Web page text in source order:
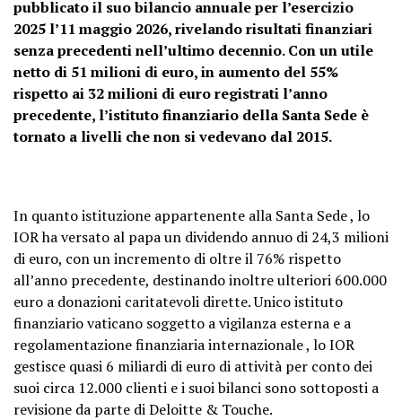
pubblicato il suo bilancio annuale per l’esercizio
2025 l’11 maggio 2026, rivelando risultati finanziari
senza precedenti nell’ultimo decennio. Con un utile
netto di 51 milioni di euro, in aumento del 55%
rispetto ai 32 milioni di euro registrati l’anno
precedente, l’istituto finanziario della Santa Sede è
tornato a livelli che non si vedevano dal 2015.
In quanto istituzione appartenente alla Santa Sede , lo
IOR ha versato al papa un dividendo annuo di 24,3 milioni
di euro, con un incremento di oltre il 76% rispetto
all’anno precedente, destinando inoltre ulteriori 600.000
euro a donazioni caritatevoli dirette. Unico istituto
finanziario vaticano soggetto a vigilanza esterna e a
regolamentazione finanziaria internazionale , lo IOR
gestisce quasi 6 miliardi di euro di attività per conto dei
suoi circa 12.000 clienti e i suoi bilanci sono sottoposti a
revisione da parte di Deloitte & Touche.